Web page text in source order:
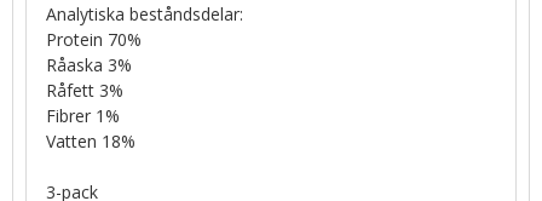
Analytiska beståndsdelar:
Protein 70%
Råaska 3%
Råfett 3%
Fibrer 1%
Vatten 18%
3-pack